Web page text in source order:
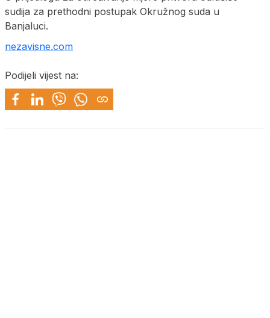
sudija za prethodni postupak Okružnog suda u
Banjaluci.
nezavisne.com
Podijeli vijest na: